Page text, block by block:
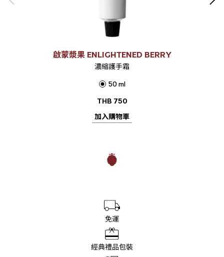
啟蒙漿果 ENLIGHTENED BERRY
濃縮護手霜
50 ml
THB 750
加入購物車
免運
經典禮品包裝